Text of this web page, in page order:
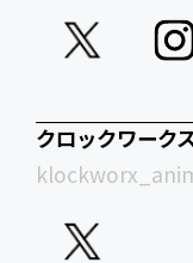
クロックワーク